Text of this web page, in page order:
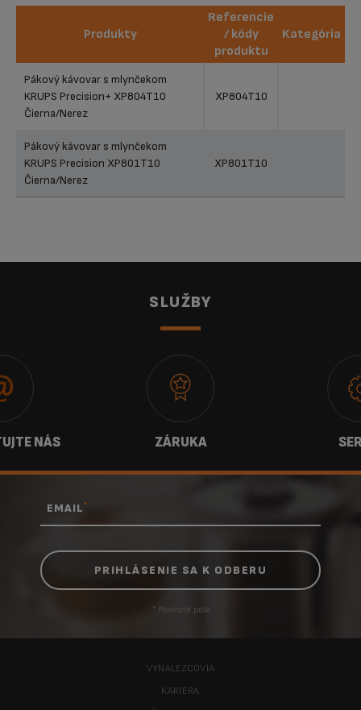
Produkty
Referencie
/ kódy
produktu
Kategória
Produkty
produktu
Pákový kávovar s mlynčekom
KRUPS Precision+ XP804T10
Čierna/Nerez
XP804T10
Pákový kávovar s mlynčekom
KRUPS Precision XP801T10
Čierna/Nerez
XP801T10
SLUŽBY
NÁS ZÁRUKA
EMAIL*
* Povinné pole
VYNÁLEZCOVIA
KARIÉRA